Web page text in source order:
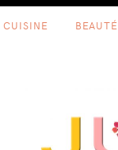
CUISINE BEAUTÉ